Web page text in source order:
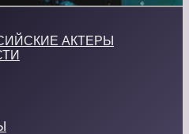
АКТЕРЫ